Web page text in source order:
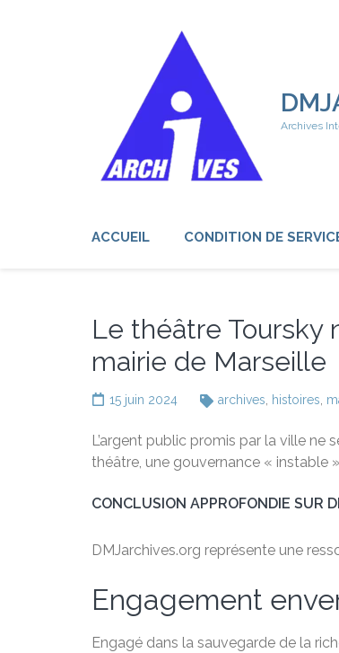
Archives
ACCUEIL CONDITION DE
Le théâtre Toursky
mairie de Marseille
15 juin 2024 archives histoires
L’argent public promis par la ville ne
théâtre, une gouvernance « instable
CONCLUSION APPROFONDIE SUR
DMJarchives.org représente une
Engagement
Engagé dans la sauvegarde de la